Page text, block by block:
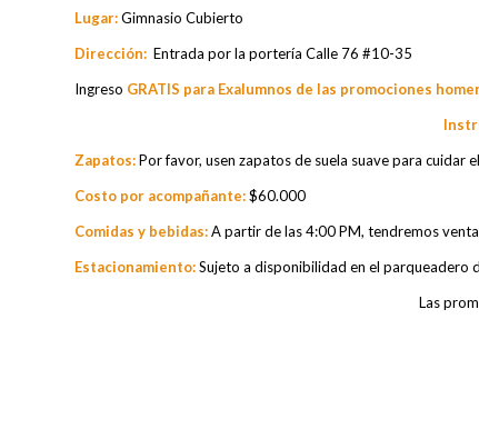
Lugar:Gimnasio Cubierto
Dirección: Entrada por la portería Calle 76 #10-35
Ingreso GRATIS para Exalumnos de las promociones
Zapatos:Por favor, usen zapatos de suela suave para cuidar
Costo por acompañante:$60.000
Comidas y bebidas:A partir de las 4:00 PM, tendremos
Estacionamiento:Sujeto a disponibilidad en el parqueadero
Las